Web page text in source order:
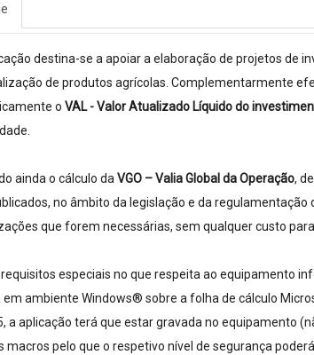
destina-se a apoiar a elaboração de projetos de
de produtos agrícolas. Complementarmente
o VAL - Valor Atualizado Líquido do
ainda o cálculo da VGO – Valia Global da Operação,
no âmbito da legislação e da
que forem necessárias, sem qualquer custo
especiais no que respeita ao equipamento
em ambiente Windows® sobre a folha de cálculo
a aplicação terá que estar gravada no equipamento
macros pelo que o respetivo nível de segurança